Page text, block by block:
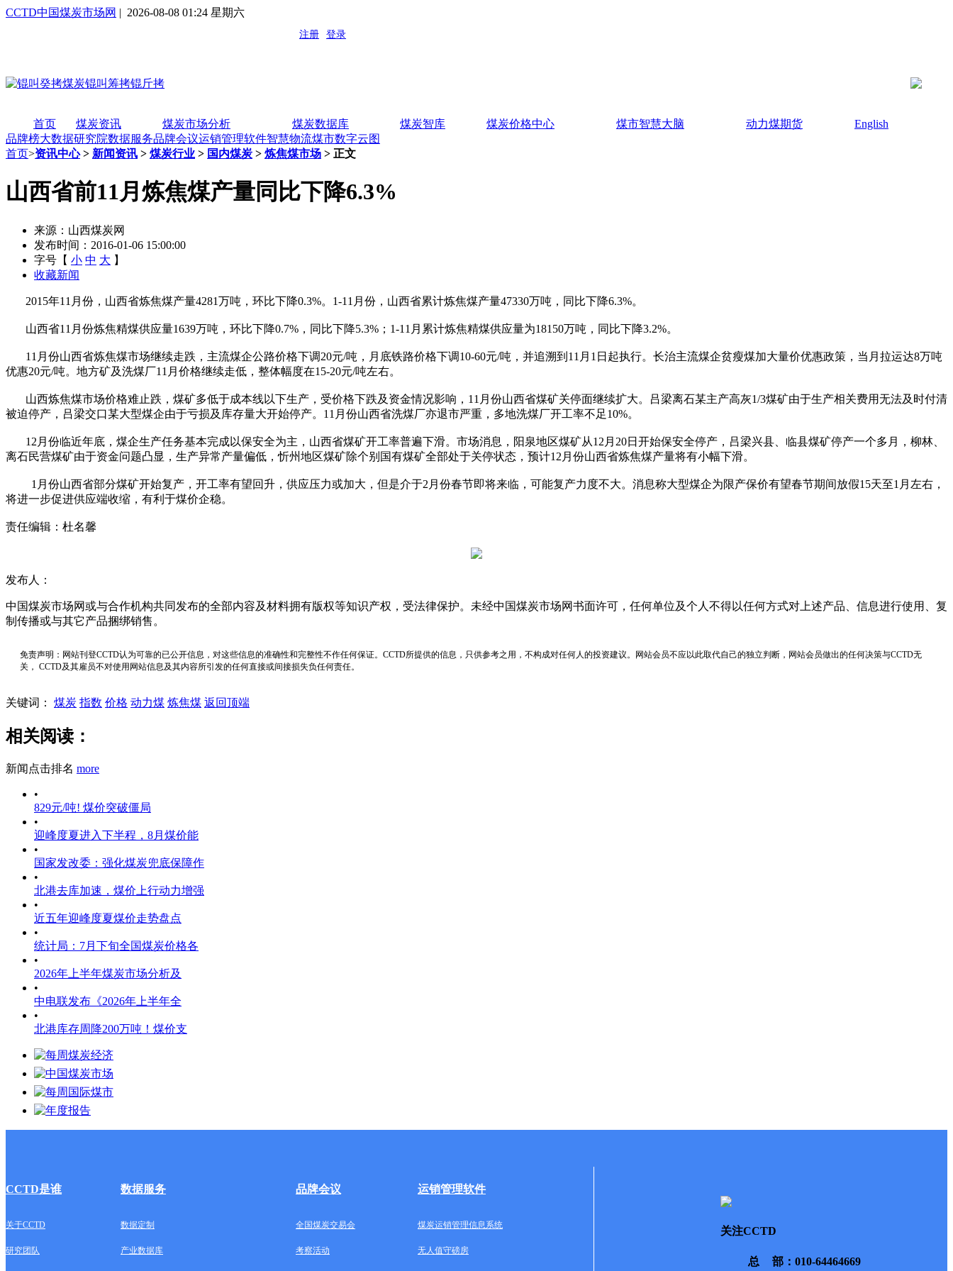
CCTD中国煤炭市场网 | 2026-08-08 01:24 星期六
首页 煤炭资讯 煤炭市场分析 煤炭数据库 煤炭智库 煤炭价格中心 煤市智慧大脑 动力煤期货
English
品牌榜大数据研究院数据服务品牌会议运销管理软件智慧物流煤市数字云图
首页>资讯中心> 新闻资讯 > 煤炭行业 > 国内煤炭 > 炼焦煤市场 > 正文
山西省前11月炼焦煤产量同比下降6.3%
来源：山西煤炭网
发布时间：2016-01-06 15:00:00
字号【 小 中 大 】
收藏新闻
2015年11月份，山西省炼焦煤产量4281万吨，环比下降0.3%。1-11月份，山西省累计炼焦煤产量47330万吨，同比下降6.3%。
山西省11月份炼焦精煤供应量1639万吨，环比下降0.7%，同比下降5.3%；1-11月累计炼焦精煤供应量为18150万吨，同比下降3.2%。
11月份山西省炼焦煤市场继续走跌，主流煤企公路价格下调20元/吨，月底铁路价格下调10-60元/吨，并追溯到11月1日起执行。长治主流煤企贫瘦煤加大量价优惠政策，当月拉运达8万吨
优惠20元/吨。地方矿及洗煤厂11月价格继续走低，整体幅度在15-20元/吨左右。
山西炼焦煤市场价格难止跌，煤矿多低于成本线以下生产，受价格下跌及资金情况影响，11月份山西省煤矿关停面继续扩大。吕梁离石某主产高灰1/3煤矿由于生产相关费用无法及时付清
被迫停产，吕梁交口某大型煤企由于亏损及库存量大开始停产。11月份山西省洗煤厂亦退市严重，多地洗煤厂开工率不足10%。
12月份临近年底，煤企生产任务基本完成以保安全为主，山西省煤矿开工率普遍下滑。市场消息，阳泉地区煤矿从12月20日开始保安全停产，吕梁兴县、临县煤矿停产一个多月，柳林、
离石民营煤矿由于资金问题凸显，生产异常产量偏低，忻州地区煤矿除个别国有煤矿全部处于关停状态，预计12月份山西省炼焦煤产量将有小幅下滑。
1月份山西省部分煤矿开始复产，开工率有望回升，供应压力或加大，但是介于2月份春节即将来临，可能复产力度不大。消息称大型煤企为限产保价有望春节期间放假15天至1月左右，
将进一步促进供应端收缩，有利于煤价企稳。
责任编辑：杜名馨
发布人：
中国煤炭市场网或与合作机构共同发布的全部内容及材料拥有版权等知识产权，受法律保护。未经中国煤炭市场网书面许可，任何单位及个人不得以任何方式对上述产品、信息进行使用、复
制传播或与其它产品捆绑销售。
免责声明：网站刊登CCTD认为可靠的已公开信息，对这些信息的准确性和完整性不作任何保证。CCTD所提供的信息，只供参考之用，不构成对任何人的投资建议。网站会员不应以此取代自己的独立判断，网站会员做出的任何决策与CCTD无
关， CCTD及其雇员不对使用网站信息及其内容所引发的任何直接或间接损失负任何责任。
关键词： 煤炭 指数 价格 动力煤 炼焦煤 返回顶端
相关阅读：
新闻点击排名 more
•
829元/吨! 煤价突破僵局
•
迎峰度夏进入下半程，8月煤价能
•
国家发改委：强化煤炭兜底保障作
•
北港去库加速，煤价上行动力增强
•
近五年迎峰度夏煤价走势盘点
•
统计局：7月下旬全国煤炭价格各
•
2026年上半年煤炭市场分析及
•
中电联发布《2026年上半年全
•
北港库存周降200万吨！煤价支
CCTD是谁 数据服务 品牌会议 运销管理软件
关于CCTD 数据定制 全国煤炭交易会 煤炭运销管理信息系统
研究团队 产业数据库 考察活动 无人值守磅房
关注CCTD
总部 ：010-64464669